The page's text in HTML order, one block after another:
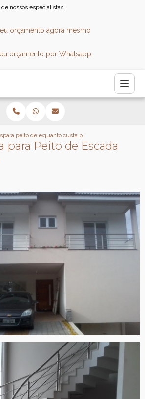
nossos especialistas!
orçamento agora mesmo
orçamento por Whatsapp
para peito de escadaquanto custa para peito de escada
para Peito de Escada